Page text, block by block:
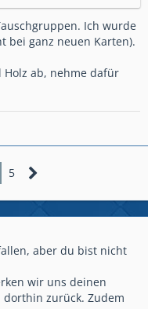
Ich wurde
bei ganz neuen Karten).
Holz ab, nehme dafür
5
aber du bist nicht
wir uns deinen
zurück. Zudem